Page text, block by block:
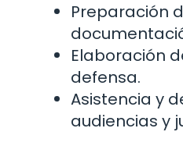
Preparación
Elaboración
defensa.
Asistencia y
audiencias y